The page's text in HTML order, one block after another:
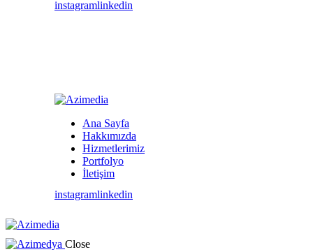
instagramlinkedin
Ana Sayfa
Hakkımızda
Hizmetlerimiz
Portfolyo
İletişim
instagramlinkedin
Close